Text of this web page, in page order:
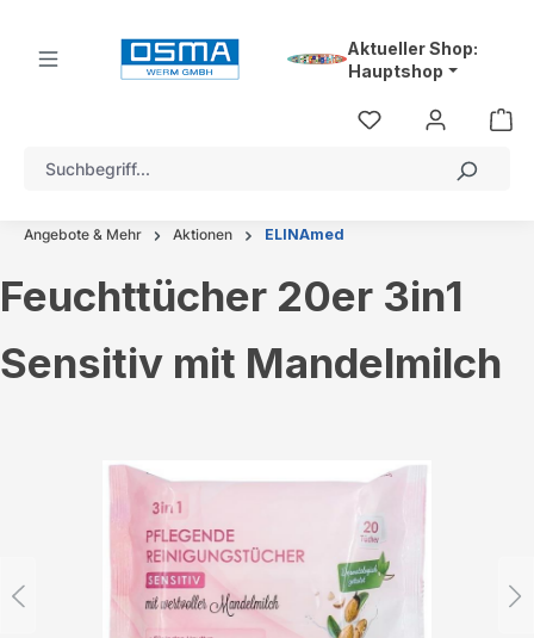
Aktueller Shop:
Hauptshop
Angebote & Mehr Aktionen ELINAmed
Feuchttücher 20er 3in1
Sensitiv mit Mandelmilch
Bildergalerie überspringen